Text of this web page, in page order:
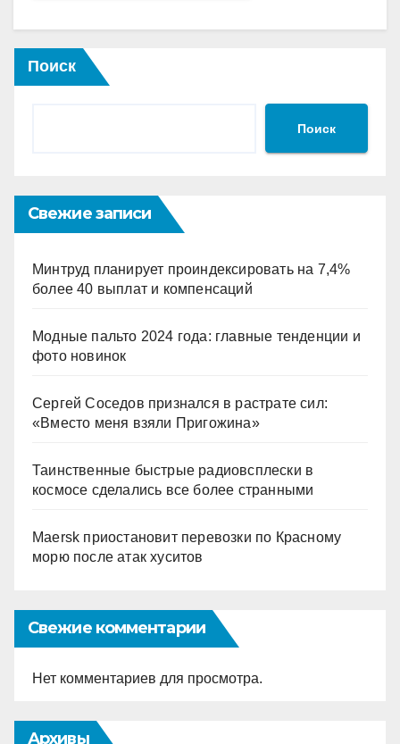
Поиск
Поиск
Свежие записи
Минтруд планирует проиндексировать на 7,4%
более 40 выплат и компенсаций
Модные пальто 2024 года: главные тенденции и
фото новинок
Сергей Соседов признался в растрате сил:
«Вместо меня взяли Пригожина»
Таинственные быстрые радиовсплески в
космосе сделались все более странными
Maersk приостановит перевозки по Красному
морю после атак хуситов
Свежие комментарии
Нет комментариев для просмотра.
Архивы